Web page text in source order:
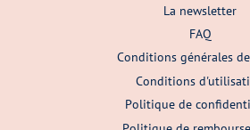
La newsletter
FAQ
Conditions générales
Conditions
Politique de